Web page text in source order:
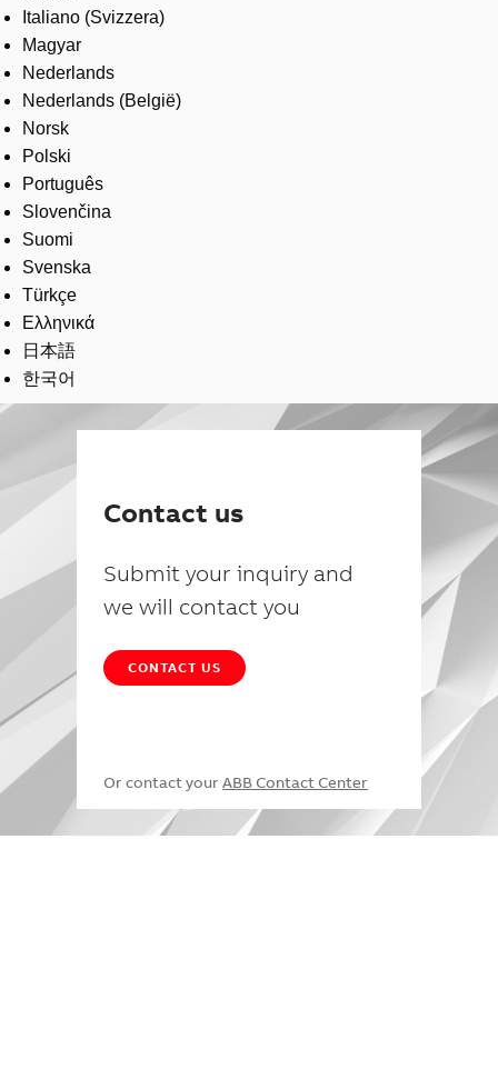
Italiano (Svizzera)
Magyar
Nederlands
Nederlands (België)
Norsk
Polski
Português
Slovenčina
Suomi
Svenska
Türkçe
Ελληνικά
日本語
한국어
Contact us
Submit your inquiry and
we will contact you
CONTACT US
Or contact your ABB Contact Center